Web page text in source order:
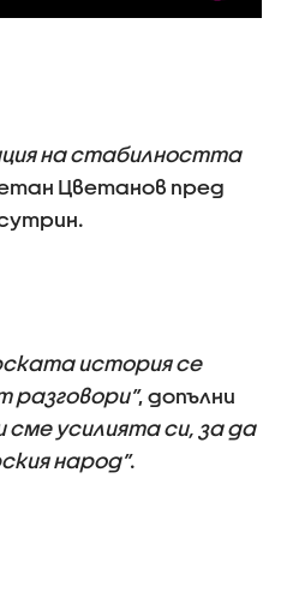
на стабилността
Цветанов пред
история се
, допълни
сме усилията си, за да
народ”.